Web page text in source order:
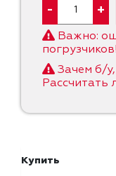
- +
Важно:
погрузчиков!
Зачем б/
Рассчитать
Купить